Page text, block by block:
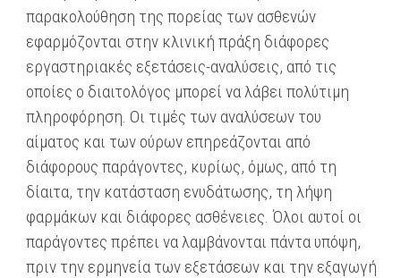
παρακολούθηση της πορείας των ασθενών
εφαρμόζονται στην κλινική πράξη διάφορες
εργαστηριακές εξετάσεις-αναλύσεις, από τις
οποίες ο διαιτολόγος μπορεί να λάβει πολύτιμη
πληροφόρηση. Οι τιμές των αναλύσεων του
αίματος και των ούρων επηρεάζονται από
διάφορους παράγοντες, κυρίως, όμως, από τη
δίαιτα, την κατάσταση ενυδάτωσης, τη λήψη
φαρμάκων και διάφορες ασθένειες. Όλοι αυτοί οι
παράγοντες πρέπει να λαμβάνονται πάντα υπόψη,
πριν την ερμηνεία των εξετάσεων και την εξαγωγή